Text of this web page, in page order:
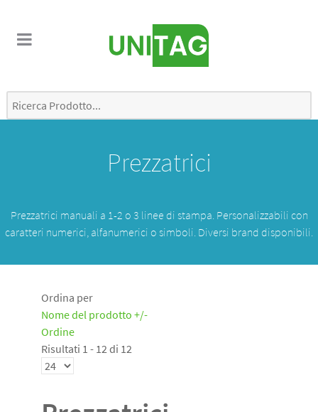
Prezzatrici
Prezzatrici manuali a 1-2 o 3 linee di stampa. Personalizzabili con
caratteri numerici, alfanumerici o simboli. Diversi brand disponibili.
Ordina per
Nome del prodotto +/-
Ordine
Risultati 1 - 12 di 12